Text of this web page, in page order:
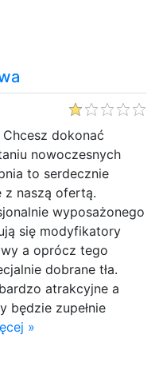
dokonać
nowoczesnych
to serdecznie
z naszą ofertą.
wyposażonego
się modyfikatory
a oprócz tego
dobrane tła.
atrakcyjne a
będzie zupełnie
»